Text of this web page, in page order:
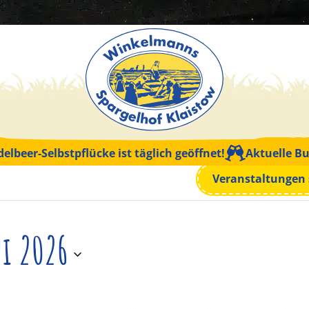
Selbstpflücke ist täglich geöffnet! Aktuelle
Veranstaltungen
2026